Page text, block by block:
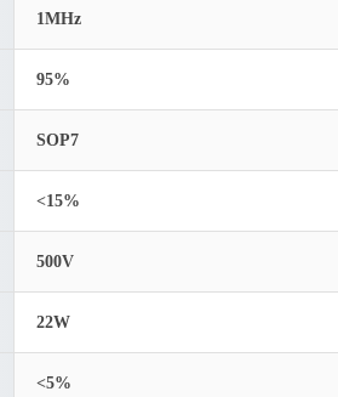
1MHz
95%
SOP7
<15%
500V
22W
<5%